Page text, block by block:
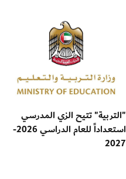
"التربية" تتيح الزي المدرسي
استعداداً للعام الدراسي 2026-
2027